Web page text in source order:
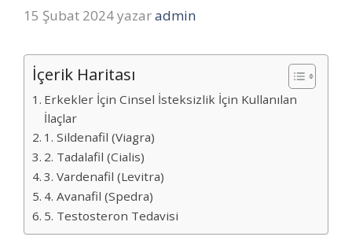
15 Şubat 2024yazaradmin
İçerik Haritası
Erkekler İçin Cinsel İsteksizlik İçin Kullanılan
İlaçlar
1. Sildenafil (Viagra)
2. Tadalafil (Cialis)
3. Vardenafil (Levitra)
4. Avanafil (Spedra)
5. Testosteron Tedavisi